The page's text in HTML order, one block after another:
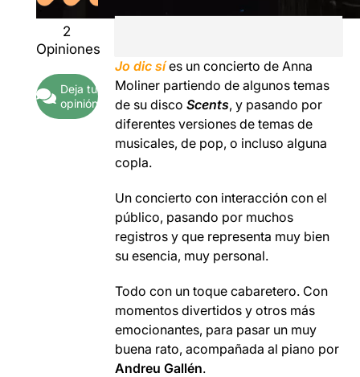
2
Opiniones
Deja tu
opinión
Jo dic sí es un concierto de Anna
Moliner partiendo de algunos temas
de su discoScents, y pasando por
diferentes versiones de temas de
musicales, de pop, o incluso alguna
copla.
Un concierto con interacción con el
público, pasando por muchos
registros y que representa muy bien
su esencia, muy personal.
Todo con un toque cabaretero. Con
momentos divertidos y otros más
emocionantes, para pasar un muy
buena rato, acompañada al piano por
Andreu Gallén.